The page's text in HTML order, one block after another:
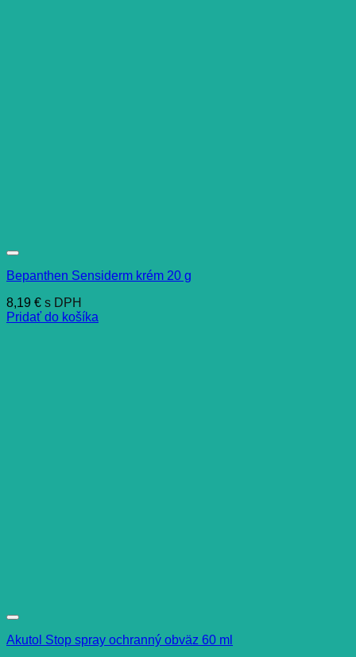
Bepanthen Sensiderm krém 20 g
8,19 € s DPH
Pridať do košíka
Akutol Stop spray ochranný obväz 60 ml